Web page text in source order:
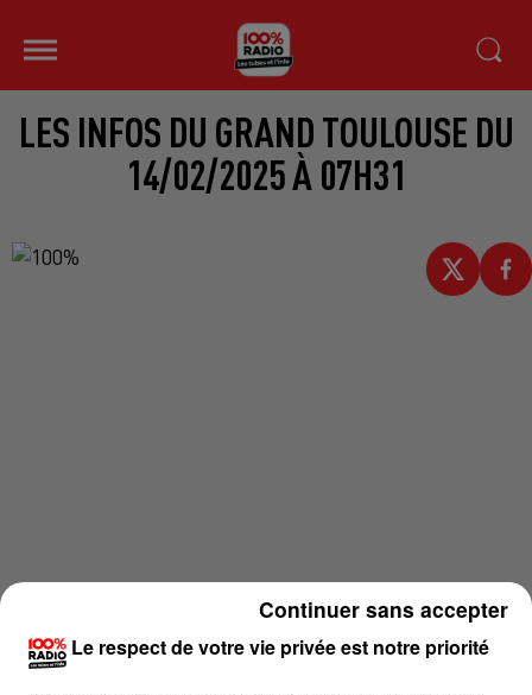
LES INFOS DU GRAND TOULOUSE DU
14/02/2025 À 07H31
Le respect de votre vie privée est notre priorité
Continuer sans accepter